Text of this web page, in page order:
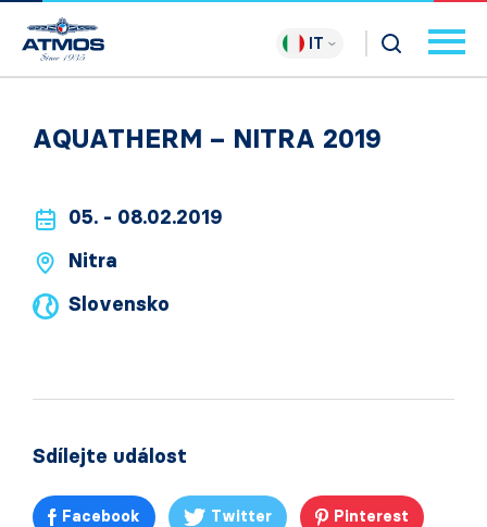
IT
AQUATHERM – NITRA 2019
05. - 08.02.2019
Nitra
Slovensko
Sdílejte událost
Facebook Twitter Pinterest